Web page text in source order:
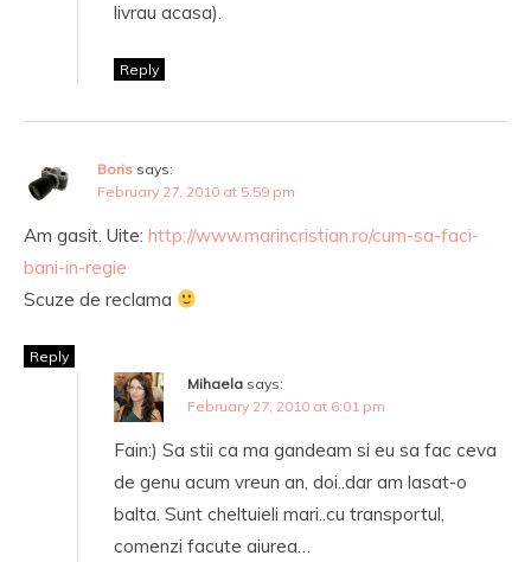
livrau acasa).
Reply
Boris says:
February 27, 2010 at 5:59 pm
Am gasit. Uite: http://www.marincristian.ro/cum-sa-faci-
bani-in-regie
Scuze de reclama
Reply
Mihaela says:
February 27, 2010 at 6:01 pm
Fain:) Sa stii ca ma gandeam si eu sa fac ceva
de genu acum vreun an, doi..dar am lasat-o
balta. Sunt cheltuieli mari..cu transportul,
comenzi facute aiurea…